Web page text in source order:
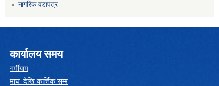
नागरिक वडापत्र
कार्यालय समय
गर्मीयाम
माघ देखि कार्त्तिक सम्म